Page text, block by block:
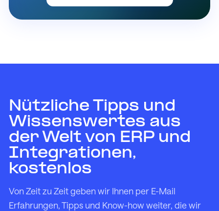
Nützliche Tipps und
Wissenswertes aus
der Welt von ERP und
Integrationen,
kostenlos
Von Zeit zu Zeit geben wir Ihnen per E-Mail
Erfahrungen, Tipps und Know-how weiter, die wir